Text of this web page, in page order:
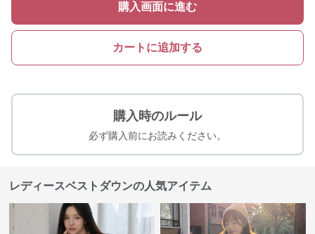
購入画面に進む
カートに追加する
購入時のルール
必ず購入前にお読みください。
レディースベストダウンの人気アイテム